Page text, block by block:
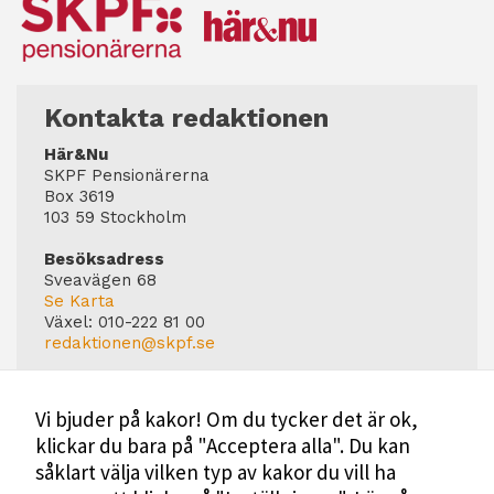
Kontakta redaktionen
Här&Nu
SKPF Pensionärerna
Box 3619
103 59 Stockholm
Besöksadress
Sveavägen 68
Se Karta
Växel: 010-222 81 00
redaktionen@skpf.se
Markus Dahlberg
Tel: 0720-88 17 17
markus.dahlberg@skpf.se
Annonsering
Vi bjuder på kakor! Om du tycker det är ok,
klickar du bara på "Acceptera alla". Du kan
såklart välja vilken typ av kakor du vill ha